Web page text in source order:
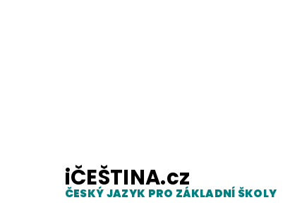
iČEŠTINA.cz
ČESKÝ JAZYK PRO ZÁKLADNÍ ŠKOLY